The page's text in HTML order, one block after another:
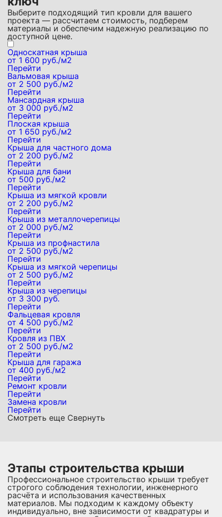
Выберите подходящий тип кровли для вашего
проекта — рассчитаем стоимость, подберем
материалы и обеспечим надежную реализацию по
доступной цене.
Односкатная крыша
от 1 600 руб./м2
Перейти
Вальмовая крыша
от 2 500 руб./м2
Перейти
Мансардная крыша
от 3 000 руб./м2
Перейти
Плоская крыша
от 1 650 руб./м2
Перейти
Крыша для частного дома
от 2 200 руб./м2
Перейти
Крыша для бани
от 500 руб./м2
Перейти
Крыша из мягкой кровли
от 2 200 руб./м2
Перейти
Крыша из металлочерепицы
от 2 000 руб./м2
Перейти
Крыша из профнастила
от 2 500 руб./м2
Перейти
Крыша из мягкой черепицы
от 2 500 руб./м2
Перейти
Крыша из черепицы
от 3 300 руб.
Перейти
Фальцевая кровля
от 4 500 руб./м2
Перейти
Кровля из ПВХ
от 2 500 руб./м2
Перейти
Крыша для гаража
от 400 руб./м2
Перейти
Ремонт кровли
Перейти
Замена кровли
Перейти
Смотреть еще Свернуть
Этапы строительства крыши
Профессиональное строительство крыши требует
строгого соблюдения технологии, инженерного
расчёта и использования качественных
материалов. Мы подходим к каждому объекту
индивидуально, вне зависимости от квадратуры и